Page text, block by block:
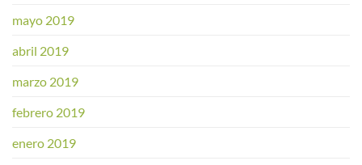
mayo 2019
abril 2019
marzo 2019
febrero 2019
enero 2019